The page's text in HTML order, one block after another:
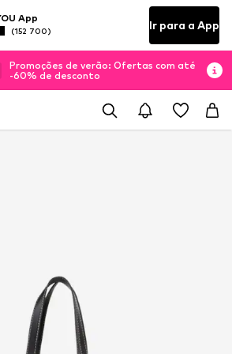
App
(152 700) Ir para a App
Promoções de verão: Ofertas com até
-60% de desconto